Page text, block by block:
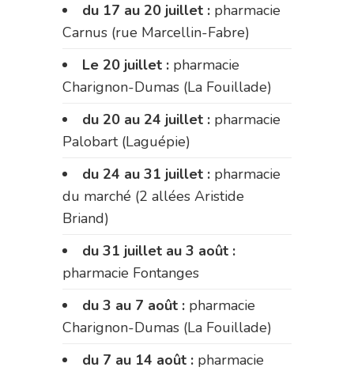
du 17 au 20 juillet : pharmacie
Carnus (rue Marcellin-Fabre)
Le 20 juillet : pharmacie
Charignon-Dumas (La Fouillade)
du 20 au 24 juillet : pharmacie
Palobart (Laguépie)
du 24 au 31 juillet : pharmacie
du marché (2 allées Aristide
Briand)
du 31 juillet au 3 août :
pharmacie Fontanges
du 3 au 7 août : pharmacie
Charignon-Dumas (La Fouillade)
du 7 au 14 août : pharmacie